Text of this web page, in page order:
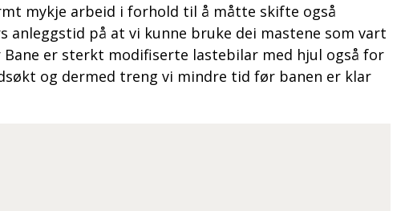
mykje arbeid i forhold til å måtte skifte også
på at vi kunne bruke dei mastene som vart
er sterkt modifiserte lastebilar med hjul også for
og dermed treng vi mindre tid før banen er klar